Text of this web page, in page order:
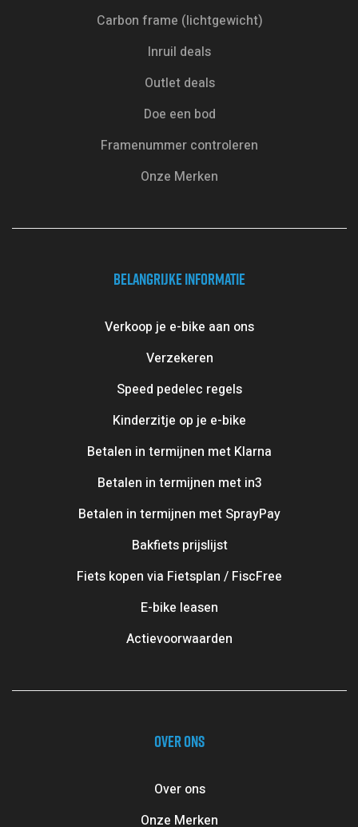
Carbon frame (lichtgewicht)
Inruil deals
Outlet deals
Doe een bod
Framenummer controleren
Onze Merken
BELANGRIJKE INFORMATIE
Verkoop je e-bike aan ons
Verzekeren
Speed pedelec regels
Kinderzitje op je e-bike
Betalen in termijnen met Klarna
Betalen in termijnen met in3
Betalen in termijnen met SprayPay
Bakfiets prijslijst
Fiets kopen via Fietsplan / FiscFree
E-bike leasen
Actievoorwaarden
OVER ONS
Over ons
Onze Merken